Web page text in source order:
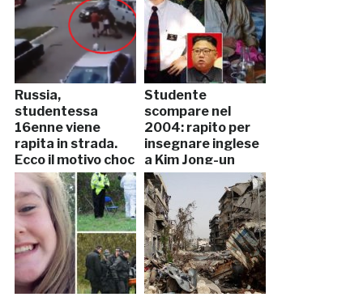
Russia,
studentessa
16enne viene
rapita in strada.
Ecco il motivo choc
Studente
scompare nel
2004: rapito per
insegnare inglese
a Kim Jong-un